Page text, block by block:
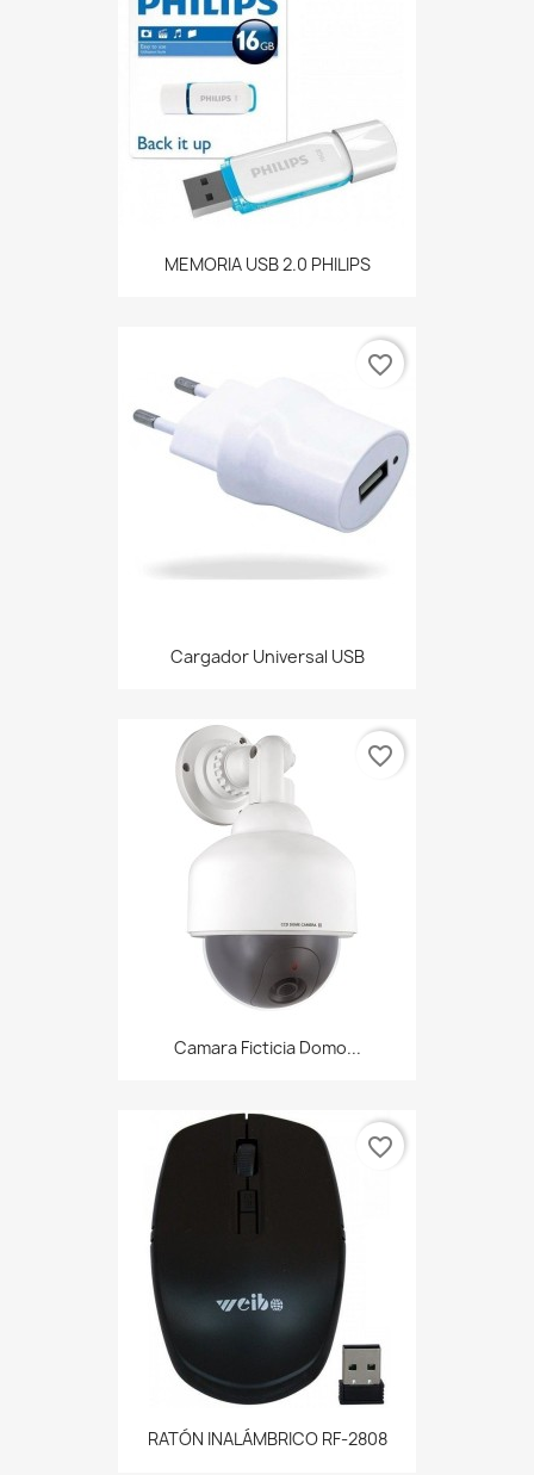
MEMORIA USB 2.0 PHILIPS
Cargador Universal USB
favorite_border
Camara Ficticia Domo...
favorite_border
RATÓN INALÁMBRICO RF-2808
favorite_border